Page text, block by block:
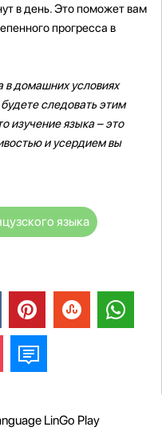
в день. Это поможет вам
прогресса в
в домашних условиях
следовать этим
изучение языка – это
и усердием вы
языка
LinGo Play